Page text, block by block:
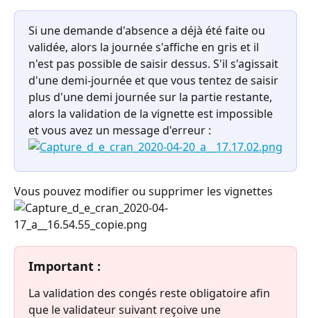
Si une demande d'absence a déjà été faite ou
validée, alors la journée s'affiche en gris et il
n'est pas possible de saisir dessus. S'il s'agissait
d'une demi-journée et que vous tentez de saisir
plus d'une demi journée sur la partie restante,
alors la validation de la vignette est impossible
et vous avez un message d'erreur :
Vous pouvez modifier ou supprimer les vignettes
Important :
La validation des congés reste obligatoire afin
que le validateur suivant reçoive une